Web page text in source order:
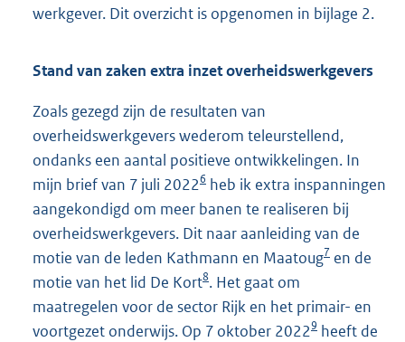
werkgever. Dit overzicht is opgenomen in bijlage 2.
Stand van zaken extra inzet overheidswerkgevers
Zoals gezegd zijn de resultaten van
overheidswerkgevers wederom teleurstellend,
ondanks een aantal positieve ontwikkelingen. In
mijn brief van 7 juli 20226 heb ik extra inspanningen
aangekondigd om meer banen te realiseren bij
overheidswerkgevers. Dit naar aanleiding van de
motie van de leden Kathmann en Maatoug7 en de
motie van het lid De Kort8. Het gaat om
maatregelen voor de sector Rijk en het primair- en
voortgezet onderwijs. Op 7 oktober 20229 heeft de